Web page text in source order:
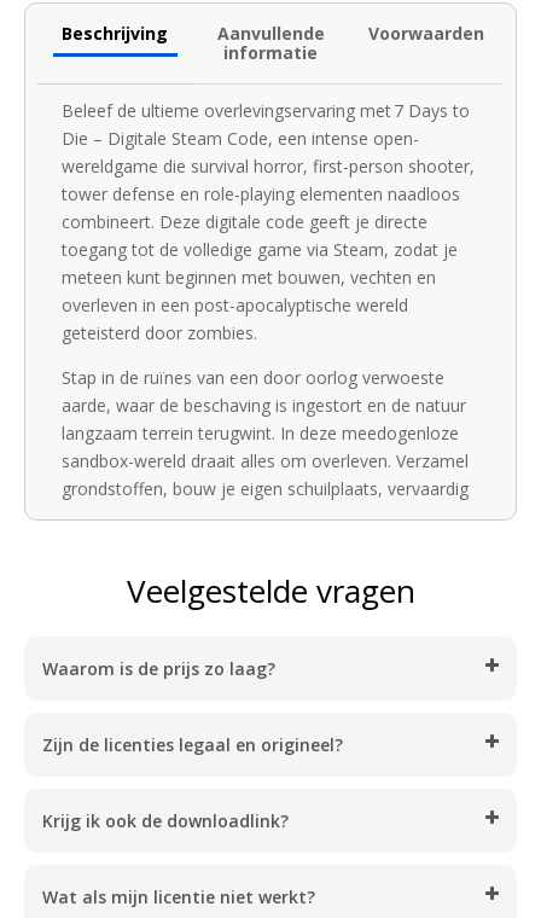
Beschrijving
Aanvullende
informatie
Voorwaarden
Beleef de ultieme overlevingservaring met 7 Days to
Die – Digitale Steam Code, een intense open-
wereldgame die survival horror, first-person shooter,
tower defense en role-playing elementen naadloos
combineert. Deze digitale code geeft je directe
toegang tot de volledige game via Steam, zodat je
meteen kunt beginnen met bouwen, vechten en
overleven in een post-apocalyptische wereld
geteisterd door zombies.
Stap in de ruïnes van een door oorlog verwoeste
aarde, waar de beschaving is ingestort en de natuur
langzaam terrein terugwint. In deze meedogenloze
sandbox-wereld draait alles om overleven. Verzamel
grondstoffen, bouw je eigen schuilplaats, vervaardig
wapens en gereedschappen, en ontwikkel
elke zevende nacht in kracht toenemen.
bossen, droge woestijnen en besneeuwde
valstrikken. Combineer materialen om je uitrusting te
Veelgestelde vragen
Waarom is de prijs zo laag?
Zijn de licenties legaal en origineel?
Krijg ik ook de downloadlink?
Wat als mijn licentie niet werkt?